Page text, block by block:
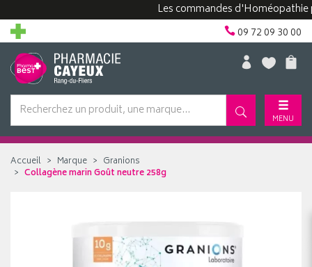
Les commandes d'Homéopathie
09 72 09 30 00
MENU
Accueil Marque
Granions
Collagène marin Goût neutre 258g